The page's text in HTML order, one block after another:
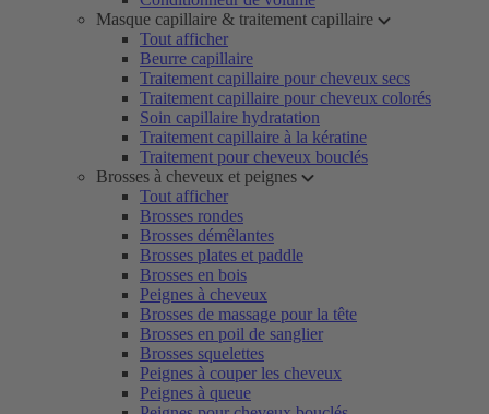
Masque capillaire & traitement capillaire
Tout afficher
Beurre capillaire
Traitement capillaire pour cheveux secs
Traitement capillaire pour cheveux colorés
Soin capillaire hydratation
Traitement capillaire à la kératine
Traitement pour cheveux bouclés
Brosses à cheveux et peignes
Tout afficher
Brosses rondes
Brosses démêlantes
Brosses plates et paddle
Brosses en bois
Peignes à cheveux
Brosses de massage pour la tête
Brosses en poil de sanglier
Brosses squelettes
Peignes à couper les cheveux
Peignes à queue